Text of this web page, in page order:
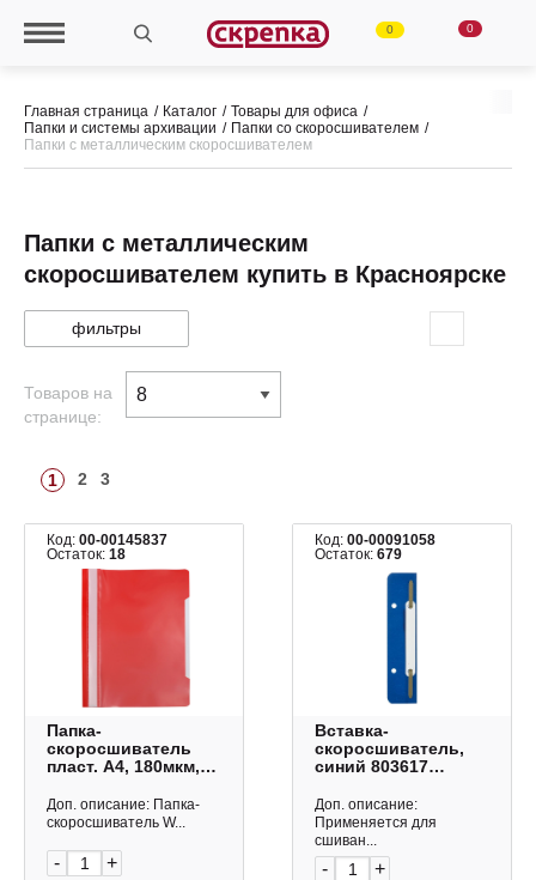
0 0
Главная страница Каталог
Товары для офиса
Папки и системы архивации
Папки со скоросшивателем
Папки с металлическим скоросшивателем
Папки с металлическим
скоросшивателем купить в Красноярске
фильтры
Товаров на
странице:
1 2 3
Код: 00-00145837
Остаток: 18
Папка-
скоросшиватель
пласт. А4, 180мкм,
Workmate
Доп. описание: Папка-
скоросшиватель W...
- +
Код:00-00091058
Остаток:679
Вставка-
скоросшиватель,
синий 803617
Доп. описание:
Применяется для
сшиван...
- +